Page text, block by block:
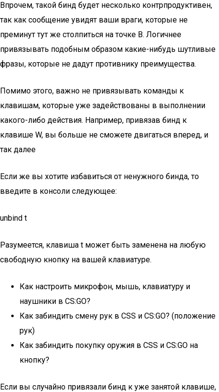
Впрочем, такой бинд будет несколько контрпродуктивен,
так как сообщение увидят ваши враги, которые не
преминут тут же столпиться на точке B. Логичнее
привязывать подобным образом какие-нибудь шутливые
фразы, которые не дадут противнику преимущества.
Помимо этого, важно не привязывать команды к
клавишам, которые уже задействованы в выполнении
какого-либо действия. Например, привязав бинд к
клавише W, вы больше не сможете двигаться вперед, и
так далее
Если же вы хотите избавиться от ненужного бинда, то
введите в консоли следующее:
unbind t
Разумеется, клавиша t может быть заменена на любую
свободную кнопку на вашей клавиатуре.
Как настроить микрофон, мышь, клавиатуру и
наушники в CS:GO?
Как забиндить смену рук в CSS и CS:GO? (положение
рук)
Как забиндить покупку оружия в CSS и CS:GO на
кнопку?
Если вы случайно привязали бинд к уже занятой клавише,